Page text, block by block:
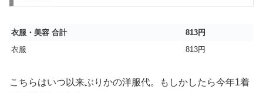
衣服・美容 合計
813円
衣服
813円
こちらはいつ以来ぶりかの洋服代。もしかしたら今年1着